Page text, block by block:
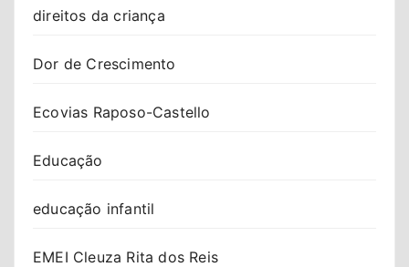
direitos da criança
Dor de Crescimento
Ecovias Raposo-Castello
Educação
educação infantil
EMEI Cleuza Rita dos Reis